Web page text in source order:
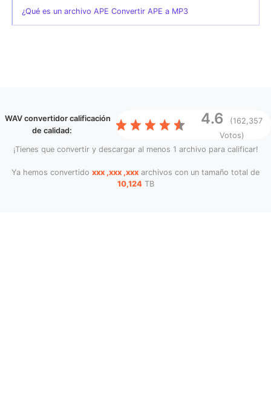
¿Qué es un archivo APE Convertir APE a MP3
WAV convertidorcalificación
de calidad:
4.6
(162,357
Votos)
¡Tienes que convertir y descargar al menos 1 archivo para calificar!
Ya hemos convertido xxx ,xxx ,xxx archivos con un tamaño total de
10,124TB